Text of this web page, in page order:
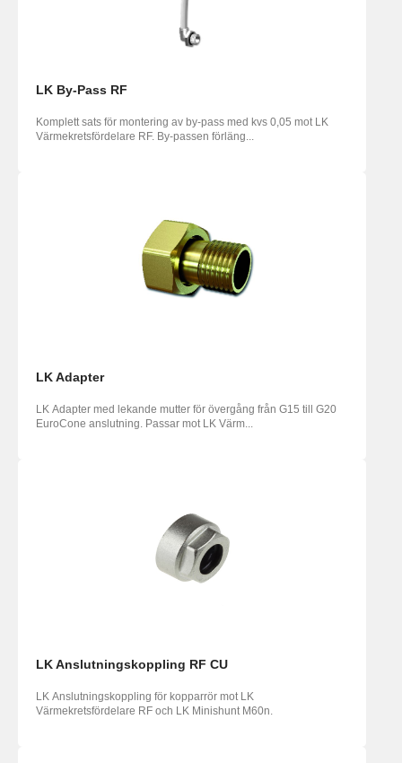
LK By-Pass RF
Komplett sats för montering av by-pass med kvs 0,05 mot LK
Värmekretsfördelare RF. By-passen förläng...
LK Adapter
LK Adapter med lekande mutter för övergång från G15 till G20
EuroCone anslutning. Passar mot LK Värm...
LK Anslutningskoppling RF CU
LK Anslutningskoppling för kopparrör mot LK
Värmekretsfördelare RF och LK Minishunt M60n.